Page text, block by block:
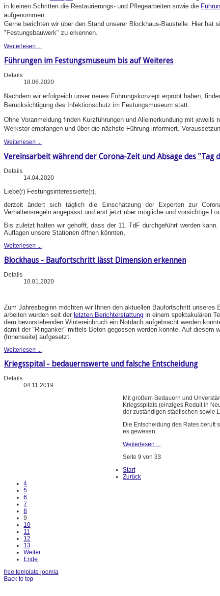
in kleinen Schritten die Restaurierungs- und Pflegearbeiten sowie die
aufgenommen.
Gerne berichten wir über den Stand unserer Blockhaus-Baustelle. Hier hat
"Festungsbauwerk" zu erkennen.
Weiterlesen ...
Führungen im Festungsmuseum bis auf Weiteres
Details
18.06.2020
Nachdem wir erfolgreich unser neues Führungskonzept erprobt haben,
Berücksichtigung des Infektionschutz im Festungsmuseum statt.
Ohne Voranmeldung finden Kurzführungen und Alleinerkundung mit
Werkstor empfangen und über die nächste Führung informiert.
Weiterlesen ...
Vereinsarbeit während der Corona-Zeit und Absage des "Tag
Details
14.04.2020
Liebe(r) Festungsinteressierte(r),
derzeit ändert sich täglich die Einschätzung der Experten zur
Verhaltensregeln angepasst und erst jetzt über mögliche und vorsichtige
Bis zuletzt hatten wir gehofft, dass der 11. TdF durchgeführt werden
Auflagen unsere Stationen öffnen könnten,
Weiterlesen ...
Blockhaus - Baufortschritt lässt Dimension erkennen
Details
10.01.2020
Zum Jahresbeginn möchten wir Ihnen den aktuellen Baufortschritt unseres
arbeiten wurden seit der letzten Berichterstattung in einem spektakulären
dem bevorstehenden Wintereinbruch ein Notdach aufgebracht werden
damit der "Ringanker" mittels Beton gegossen werden konnte. Auf
(Innenseite) aufgesetzt.
Weiterlesen ...
Kriegsspital - bedauernswerte und falsche Entscheidung
Details
04.11.2019
Mit großem Bedauern und
Kriegsspitals (einziges Reduit in
der zuständigen städtischen sowie
Die Entscheidung des Rates beruft
es gewesen,
Weiterlesen ...
Seite 9 von 33
Start
Zurück
4
5
6
7
8
9
10
11
12
13
Weiter
Ende
free template joomla
Back to top